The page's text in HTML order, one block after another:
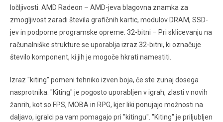
ločljivosti. AMD Radeon – AMD-jeva blagovna znamka za
zmogljivost zaradi števila grafičnih kartic, modulov DRAM, SSD-
jev in podporne programske opreme. 32-bitni – Pri sklicevanju na
računalniške strukture se uporablja izraz 32-bitni, ki označuje
število komponent, ki jih je mogoče hkrati namestiti.
Izraz "kiting" pomeni tehniko izven boja, če ste zunaj dosega
nasprotnika. "Kiting" je pogosto uporabljen v igrah, zlasti v novih
žanrih, kot so FPS, MOBA in RPG, kjer liki ponujajo možnosti na
daljavo, igralci pa vam pomagajo pri "kitingu". "Kiting" je priljubljen